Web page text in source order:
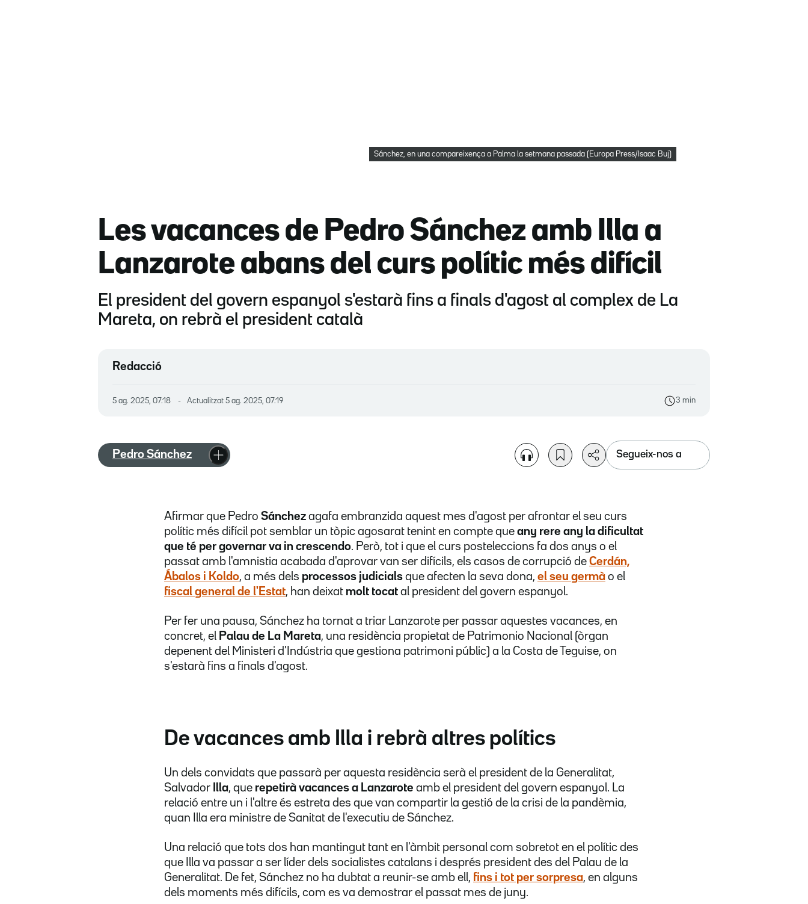
Sánchez, en una compareixença a Palma la setmana passada (Europa Press/Isaac Buj)
Les vacances de Pedro Sánchez amb Illa a
Lanzarote abans del curs polític més difícil
El president del govern espanyol s'estarà fins a finals d'agost al complex de La
Mareta, on rebrà el president català
Redacció
5 ag. 2025, 07.18 Actualitzat 5 ag. 2025, 07.19 3 min
Pedro Sánchez Segueix-nos a
Afirmar que Pedro Sánchez agafa embranzida aquest mes d'agost per afrontar el seu curs
polític més difícil pot semblar un tòpic agosarat tenint en compte que any rere any la dificultat
que té per governar va in crescendo. Però, tot i que el curs posteleccions fa dos anys o el
passat amb l'amnistia acabada d'aprovar van ser difícils, els casos de corrupció de Cerdán,
Ábalos i Koldo, a més dels processos judicials que afecten la seva dona, el seu germà o el
fiscal general de l'Estat, han deixat molt tocat al president del govern espanyol.
Per fer una pausa, Sánchez ha tornat a triar Lanzarote per passar aquestes vacances, en
concret, el Palau de La Mareta, una residència propietat de Patrimonio Nacional (òrgan
depenent del Ministeri d'Indústria que gestiona patrimoni públic) a la Costa de Teguise, on
s'estarà fins a finals d'agost.
De vacances amb Illa i rebrà altres polítics
Un dels convidats que passarà per aquesta residència serà el president de la Generalitat,
Salvador Illa, que repetirà vacances a Lanzarote amb el president del govern espanyol. La
relació entre un i l'altre és estreta des que van compartir la gestió de la crisi de la pandèmia,
quan Illa era ministre de Sanitat de l'executiu de Sánchez.
Una relació que tots dos han mantingut tant en l'àmbit personal com sobretot en el polític des
que Illa va passar a ser líder dels socialistes catalans i després president des del Palau de la
Generalitat. De fet, Sánchez no ha dubtat a reunir-se amb ell, fins i tot per sorpresa, en alguns
dels moments més difícils, com es va demostrar el passat mes de juny.